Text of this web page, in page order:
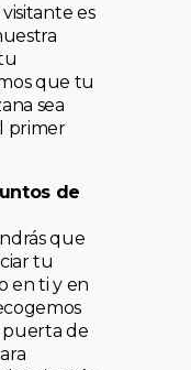
es
que tu
sea
primer
de
que
tu
en ti y en
de